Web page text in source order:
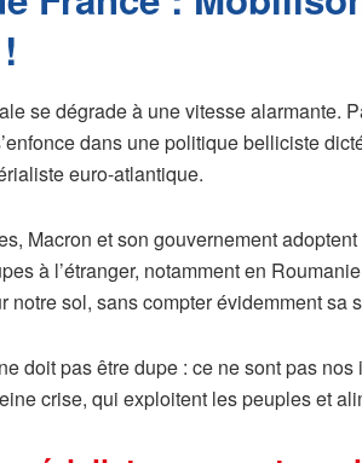
se dégrade à une vitesse alarmante.
dans une politique belliciste
euro-atlantique.
Macron et son gouvernement
à l’étranger, notamment en
notre sol, sans compter évidemment
doit pas être dupe : ce ne sont pas
crise, qui exploitent les peuples et